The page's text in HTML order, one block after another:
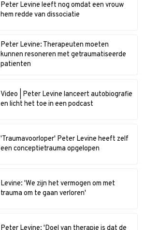
Peter Levine leeft nog omdat een vrouw
hem redde van dissociatie
Peter Levine: Therapeuten moeten
kunnen resoneren met getraumatiseerde
patienten
Video | Peter Levine lanceert autobiografie
en licht het toe in een podcast
'Traumavoorloper' Peter Levine heeft zelf
een conceptietrauma opgelopen
Levine: 'We zijn het vermogen om met
trauma om te gaan verloren'